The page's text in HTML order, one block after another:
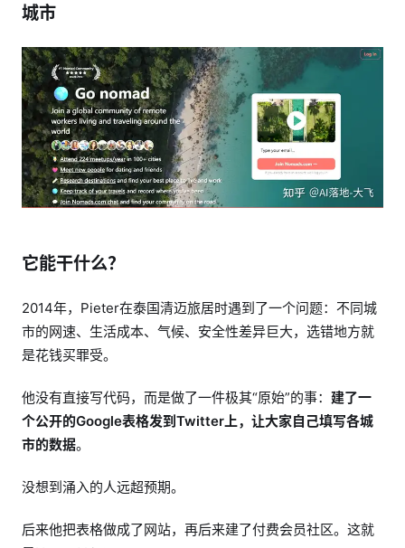
城市
它能干什么？
2014年，Pieter在泰国清迈旅居时遇到了一个问题：不同城
市的网速、生活成本、气候、安全性差异巨大，选错地方就
是花钱买罪受。
他没有直接写代码，而是做了一件极其“原始”的事： 建了一
个公开的Google表格发到Twitter上，让大家自己填写各城
市的数据。
没想到涌入的人远超预期。
后来他把表格做成了网站，再后来建了付费会员社区。这就